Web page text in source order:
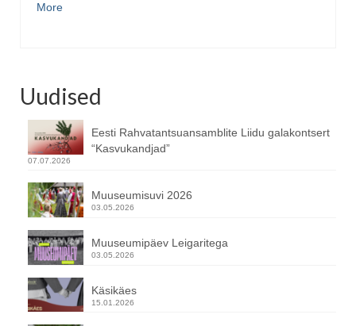
More
Uudised
Eesti Rahvatantsuansamblite Liidu galakontsert
“Kasvukandjad”
07.07.2026
Muuseumisuvi 2026
03.05.2026
Muuseumipäev Leigaritega
03.05.2026
Käsikäes
15.01.2026